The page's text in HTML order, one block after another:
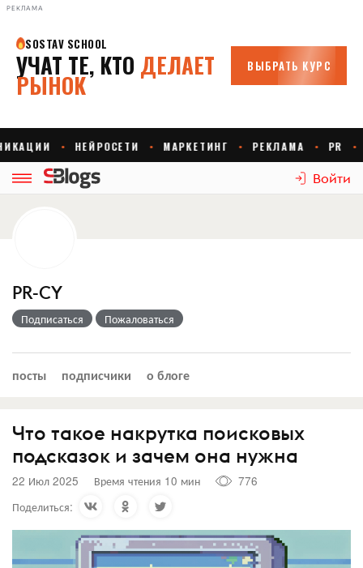
РЕКЛАМА
Войти
PR-CY
Подписаться Пожаловаться
посты подписчики о блоге
Что такое накрутка поисковых
подсказок и зачем она нужна
22 Июл 2025 Время чтения 10 мин
776
Поделиться: